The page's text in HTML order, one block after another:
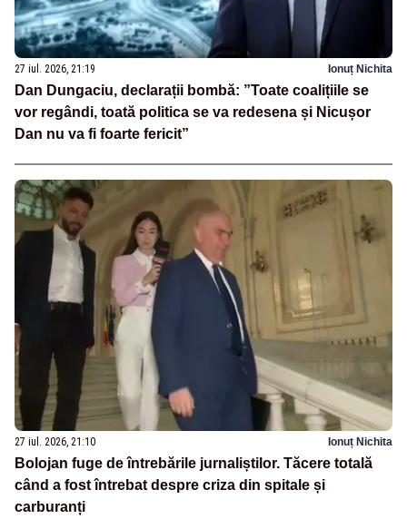
27 iul. 2026, 21:19 Ionuț Nichita
Dan Dungaciu, declarații bombă: ”Toate coalițiile se
vor regândi, toată politica se va redesena și Nicușor
Dan nu va fi foarte fericit”
27 iul. 2026, 21:10 Ionuț Nichita
Bolojan fuge de întrebările jurnaliștilor. Tăcere totală
când a fost întrebat despre criza din spitale și
carburanți